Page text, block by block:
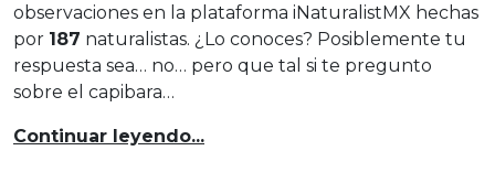
observaciones en la plataforma iNaturalistMX hechas
por 187 naturalistas. ¿Lo conoces? Posiblemente tu
respuesta sea… no… pero que tal si te pregunto
sobre el capibara…
Continuar leyendo...